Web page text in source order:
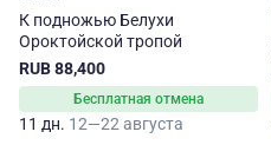
К подножью Белухи
Ороктойской тропой
RUB 88,400
Бесплатная отмена
11 дн. 12—22 августа